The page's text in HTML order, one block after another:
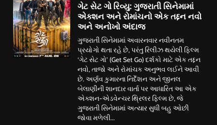
ગેટ સેટ ગો રિવ્યુ: ગુજરાતી સિનેમામાં
એક્શન અને રોમાંચનો એક તદ્દન નવો
અને અનોખો અંદાજ
ગુજરાતી સિનેમામાં અવારનવાર નવીનતમ
પ્રયોગો થતા રહે છે, પરંતુ રિલીઝ થયેલી ફિલ્મ
‘ગેટ સેટ ગો’ (Get Set Go) દર્શકો માટે એક તદ્દન
નવો, તાજો અને રોમાંચક અનુભવ લઈને આવી
છે. અર્ણવ કુમારના નિર્દેશન અને જીનલ
બેલાણીની શાનદાર વાર્તા પર આધારિત આ એક
એક્શન-એડવેન્ચર થ્રિલર ફિલ્મ છે, જે
ગુજરાતી સિનેમામાં અત્યાર સુધી બહુ ઓછી
જોવા મળેલી...